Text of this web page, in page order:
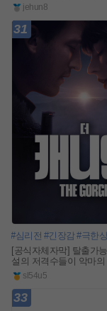
자막jehun8
31
#심리전 #긴장감 #극한
[공식자체자막] 탈출가
설의 저격수들이 악마의
되었다.
sl54u5
33